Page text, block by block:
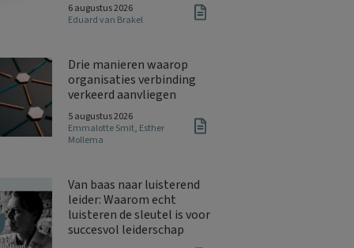
6 augustus 2026
Eduard van Brakel
Drie manieren waarop
organisaties verbinding
verkeerd aanvliegen
5 augustus 2026
Emmalotte Smit, Esther
Mollema
Van baas naar luisterend
leider: Waarom echt
luisteren de sleutel is voor
succesvol leiderschap